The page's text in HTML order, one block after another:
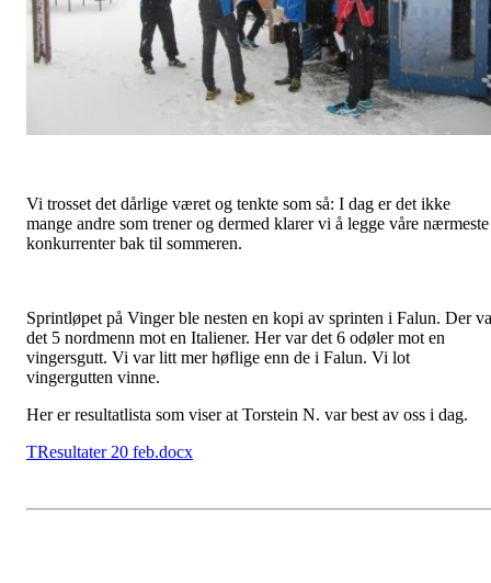
Vi trosset det dårlige været og tenkte som så: I dag er det ikke
mange andre som trener og dermed klarer vi å legge våre nærmeste
konkurrenter bak til sommeren.
Sprintløpet på Vinger ble nesten en kopi av sprinten i Falun. Der
det 5 nordmenn mot en Italiener. Her var det 6 odøler mot en
vingersgutt. Vi var litt mer høflige enn de i Falun. Vi lot
vingergutten vinne.
Her er resultatlista som viser at Torstein N. var best av oss i dag.
TResultater 20 feb.docx